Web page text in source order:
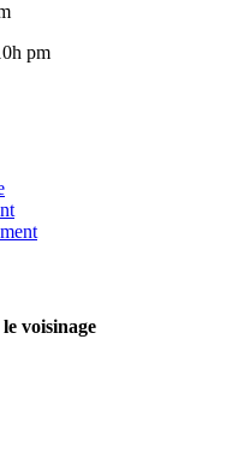
pm
voisinage